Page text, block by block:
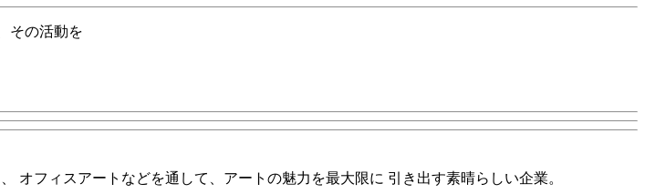
その活動を
オフィスアートなどを通して、アートの魅力を最大限に 引き出す素晴らしい企業。